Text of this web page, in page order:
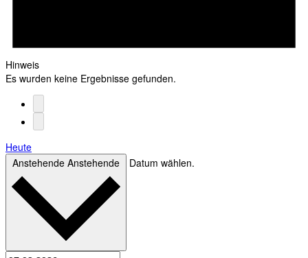
Hinweis
Es wurden keine Ergebnisse gefunden.
Heute
Anstehende Anstehende Datum wählen.